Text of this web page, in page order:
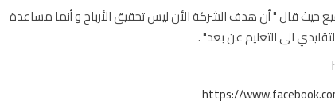
حيث قال " أن هدف الشركة الأن ليس تحقيق الأرباح و أنما مساعدة
الى التعليم عن بعد" .
https://